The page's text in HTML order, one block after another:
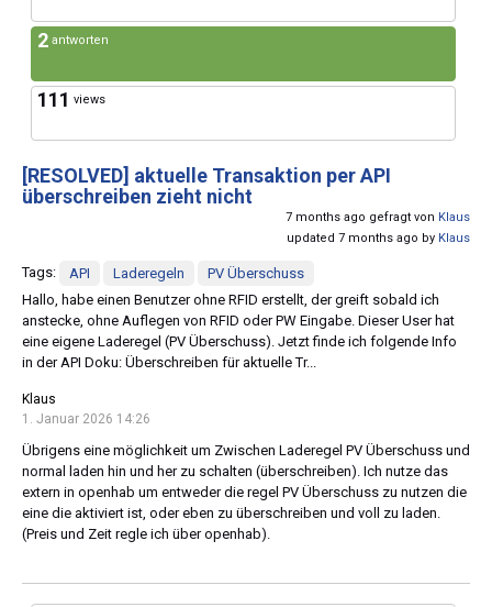
2 antworten
111 views
[RESOLVED] aktuelle Transaktion per API
überschreiben zieht nicht
7 months ago gefragt von Klaus
updated 7 months ago by Klaus
Tags: API Laderegeln
PV Überschuss
Hallo, habe einen Benutzer ohne RFID erstellt, der greift sobald ich
anstecke, ohne Auflegen von RFID oder PW Eingabe. Dieser User hat
eine eigene Laderegel (PV Überschuss). Jetzt finde ich folgende Info
in der API Doku: Überschreiben für aktuelle Tr...
Klaus
1. Januar 2026 14:26
Übrigens eine möglichkeit um Zwischen Laderegel PV Überschuss und
normal laden hin und her zu schalten (überschreiben). Ich nutze das
extern in openhab um entweder die regel PV Überschuss zu nutzen die
eine die aktiviert ist, oder eben zu überschreiben und voll zu laden.
(Preis und Zeit regle ich über openhab).